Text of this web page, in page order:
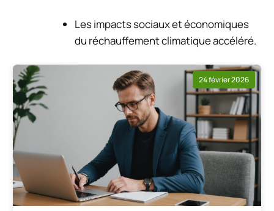
Les impacts sociaux et économiques
du réchauffement climatique accéléré.
24 février 2026